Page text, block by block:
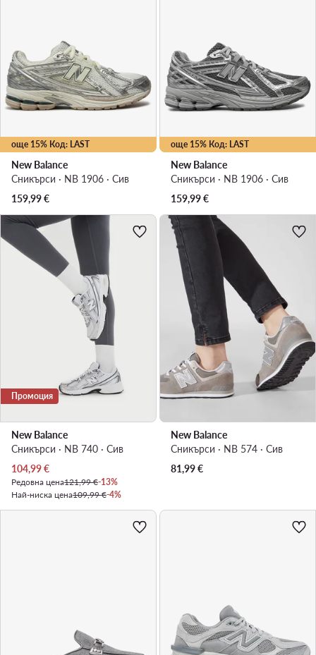
още 15% Код: LAST
New Balance
Сникърси · NB 1906 · Сив
159,99€
още 15% Код: LAST
New Balance
Сникърси · NB 1906 · Сив
159,99€
Промоция
New Balance
Сникърси · NB 740 · Сив
Актуална цена
104,99€
Редовна цена121,99 €-13%
Най-ниска цена109,99 €-4%
New Balance
Сникърси · NB 574 · Сив
81,99€